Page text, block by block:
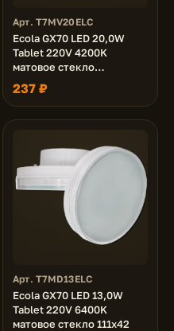
Арт. T7MV20ELC
Ecola GX70 LED 20,0W
Tablet 220V 4200K
матовое стекло
(композит) 111х42
237 ₽
Арт. T7MD13ELC
Ecola GX70 LED 13,0W
Tablet 220V 6400K
матовое стекло 111x42